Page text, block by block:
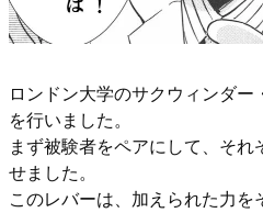
ロンドン大学のサクウィンダ
を行いました。
まず被験者をペアにして、そ
せました。
このレバーは、加えられた力を